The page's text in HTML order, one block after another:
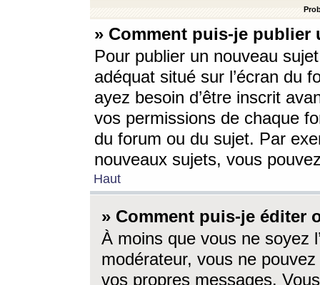
» Comment puis-je
Pour publier un nouveau
adéquat situé sur l’écran du
ayez besoin d’être inscrit
vos permissions de chaque
du forum ou du sujet. Par
nouveaux sujets, vous
Haut
» Comment puis-je éditer
À moins que vous ne soyez
modérateur, vous ne
vos propres messages.